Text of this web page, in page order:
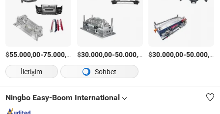
$55.000,00-75.000,00 /Ayarla
$30.000,00-50.000,00 /Ayarla
$30.000,00-50.000,00
İletişim
Sohbet
Ningbo Easy-Boom International